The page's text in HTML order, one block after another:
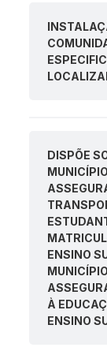
DISPÕE
ENSINO
À
ENSINO